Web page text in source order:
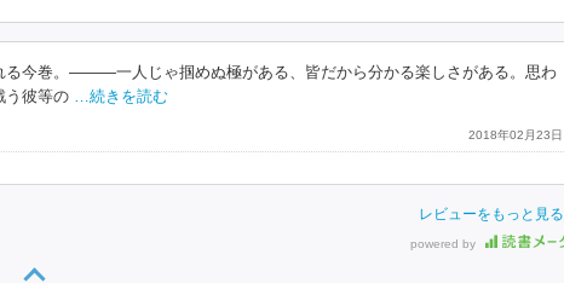
る今巻。―――一人じゃ掴めぬ極がある、皆だから分かる楽しさがある。思わ
う彼等の …続きを読む
2018年02月23日
レビューをもっと見る
powered by